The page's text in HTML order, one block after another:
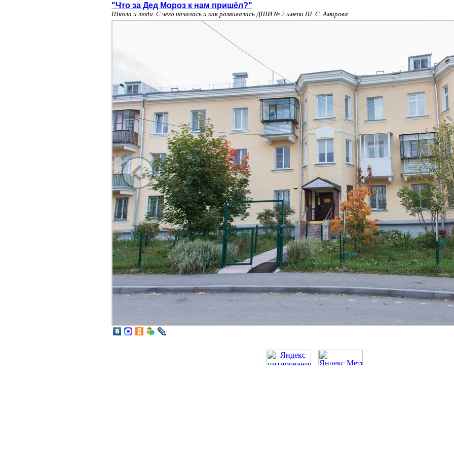
"Что за Дед Мороз к нам пришёл?"
Школа и люди. С чего началась и как развивалась ДШИ № 2 имени Ш. С. Амирова